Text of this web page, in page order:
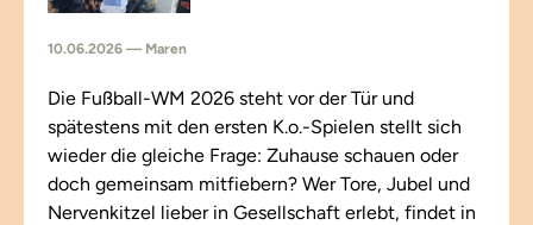
10.06.2026 — Maren
Die Fußball-WM 2026 steht vor der Tür und
spätestens mit den ersten K.o.-Spielen stellt sich
wieder die gleiche Frage: Zuhause schauen oder
doch gemeinsam mitfiebern? Wer Tore, Jubel und
Nervenkitzel lieber in Gesellschaft erlebt, findet in